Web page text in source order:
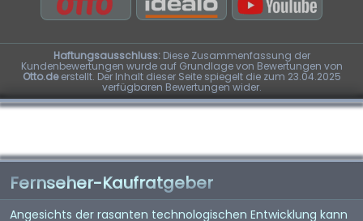
Haftungsausschluss:Diese Zusammenfassung der
Kundenbewertungen wurde auf Grundlage von Bewertungen von
Otto.deerstellt. Der Inhalt dieser Seite spiegelt die zum 23.04.2025
verfügbaren Bewertungen wider.
Fernseher-Kaufratgeber
Angesichts der rasanten technologischen Entwicklung kann